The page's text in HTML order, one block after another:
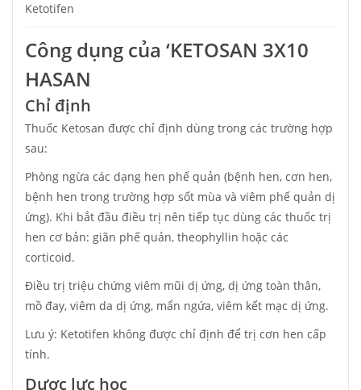
Ketotifen
Công dụng của ‘KETOSAN 3X10
HASAN
Chỉ định
Thuốc Ketosan được chỉ định dùng trong các trường hợp
sau:
Phòng ngừa các dạng hen phế quản (bệnh hen, cơn hen,
bệnh hen trong trường hợp sốt mùa và viêm phế quản dị
ứng). Khi bắt đầu điều trị nên tiếp tục dùng các thuốc trị
hen cơ bản: giãn phế quản, theophyllin hoặc các
corticoid.
Điều trị triệu chứng viêm mũi dị ứng, dị ứng toàn thân,
mồ đay, viêm da dị ứng, mẩn ngứa, viêm kết mạc dị ứng.
Lưu ý: Ketotifen không được chỉ định để trị cơn hen cấp
tính.
Dược lực học